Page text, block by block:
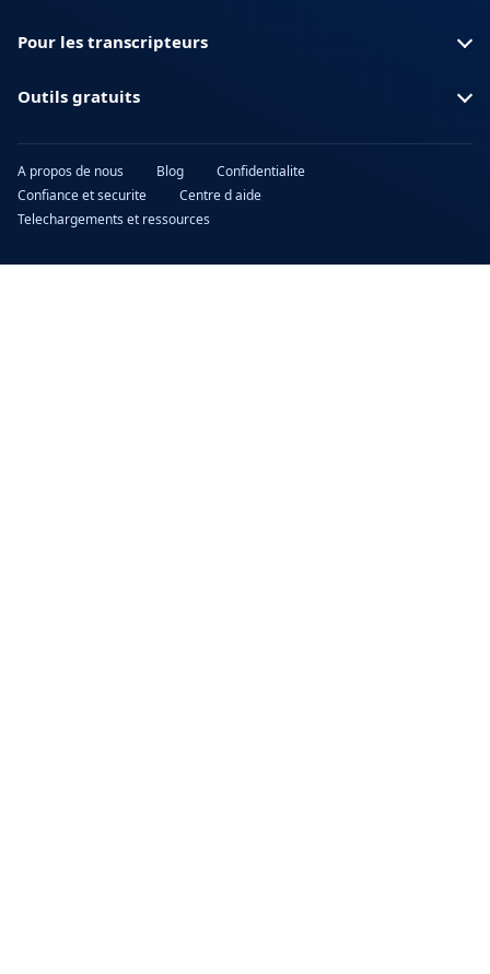
Pour les transcripteurs
Outils gratuits
A propos de nous Blog
Confidentialite
Confiance et securite
Centre d aide
Telechargements et ressources